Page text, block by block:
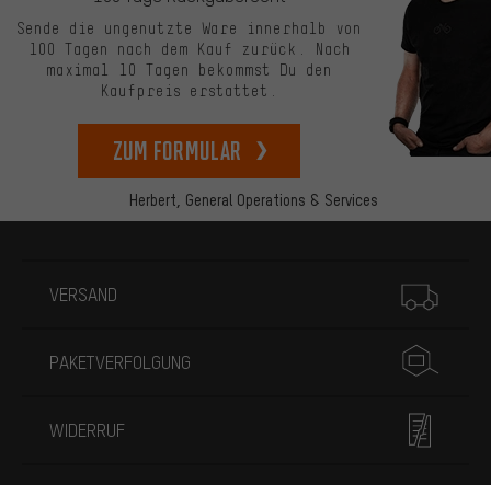
Herbert, General Operations & Services
Sende die ungenutzte Ware innerhalb von
100 Tagen nach dem Kauf zurück. Nach
maximal 10 Tagen bekommst Du den
Kaufpreis erstattet.
zum Formular
VERSAND
PAKETVERFOLGUNG
WIDERRUF